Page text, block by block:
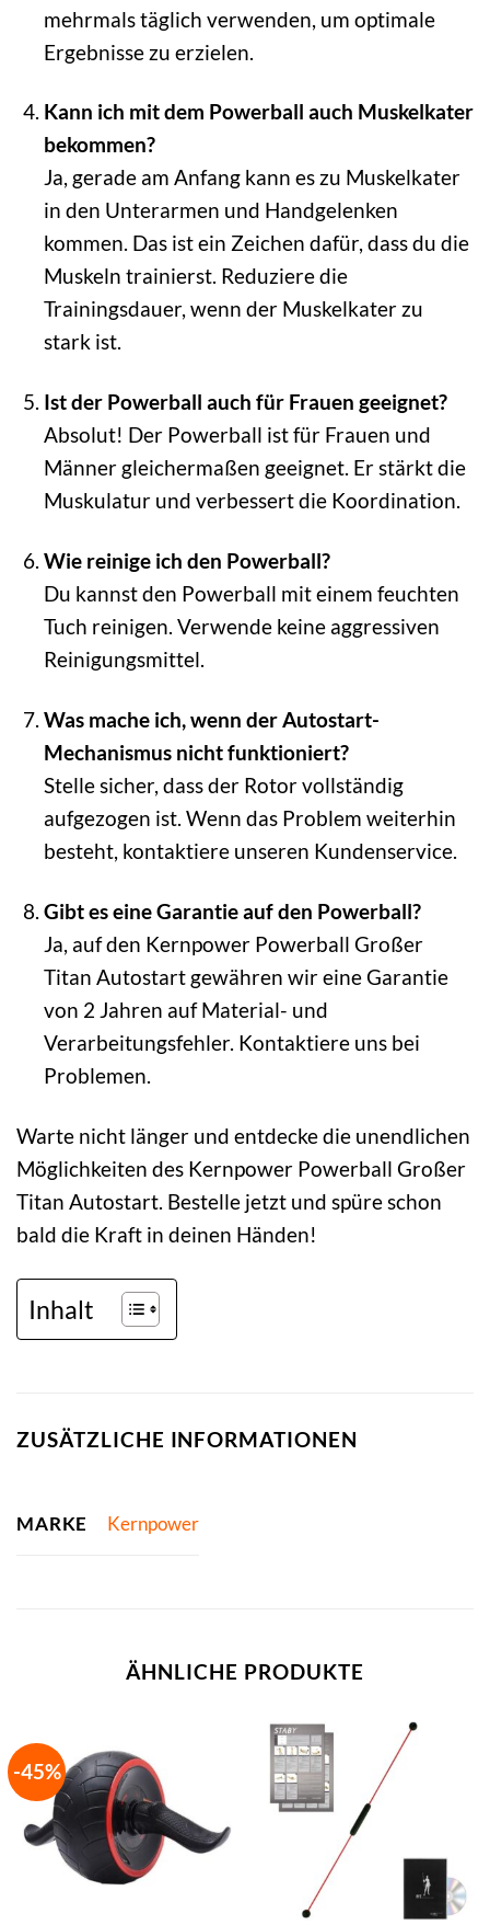
mehrmals täglich verwenden, um optimale
Ergebnisse zu erzielen.
Kann ich mit dem Powerball auch Muskelkater
bekommen?
Ja, gerade am Anfang kann es zu Muskelkater
in den Unterarmen und Handgelenken
kommen. Das ist ein Zeichen dafür, dass du die
Muskeln trainierst. Reduziere die
Trainingsdauer, wenn der Muskelkater zu
stark ist.
Ist der Powerball auch für Frauen geeignet?
Absolut! Der Powerball ist für Frauen und
Männer gleichermaßen geeignet. Er stärkt die
Muskulatur und verbessert die Koordination.
Wie reinige ich den Powerball?
Du kannst den Powerball mit einem feuchten
Tuch reinigen. Verwende keine aggressiven
Reinigungsmittel.
Was mache ich, wenn der Autostart-
Mechanismus nicht funktioniert?
Stelle sicher, dass der Rotor vollständig
aufgezogen ist. Wenn das Problem weiterhin
besteht, kontaktiere unseren Kundenservice.
Gibt es eine Garantie auf den Powerball?
Ja, auf den Kernpower Powerball Großer
Titan Autostart gewähren wir eine Garantie
von 2 Jahren auf Material- und
Verarbeitungsfehler. Kontaktiere uns bei
Problemen.
Warte nicht länger und entdecke die unendlichen
Möglichkeiten des Kernpower Powerball Großer
Titan Autostart. Bestelle jetzt und spüre schon
bald die Kraft in deinen Händen!
Inhalt
ZUSÄTZLICHE INFORMATIONEN
MARKE Kernpower
ÄHNLICHE PRODUKTE
-45%